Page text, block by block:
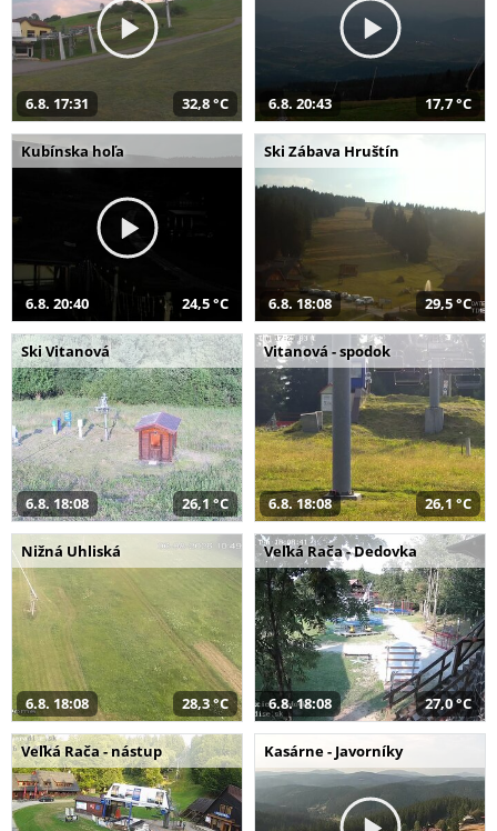
6.8. 17:31 32,8 °C 6.8. 20:43 17,7 °C
Kubínska hoľa
6.8. 20:40 24,5 °C
Ski Zábava Hruštín
6.8. 18:08 29,5 °C
Ski Vitanová
6.8. 18:08 26,1 °C
Vitanová - spodok
6.8. 18:08 26,1 °C
Nižná Uhliská
6.8. 18:08 28,3 °C
Veľká Rača - Dedovka
6.8. 18:08 27,0 °C
Veľká Rača - nástup Kasárne - Javorníky